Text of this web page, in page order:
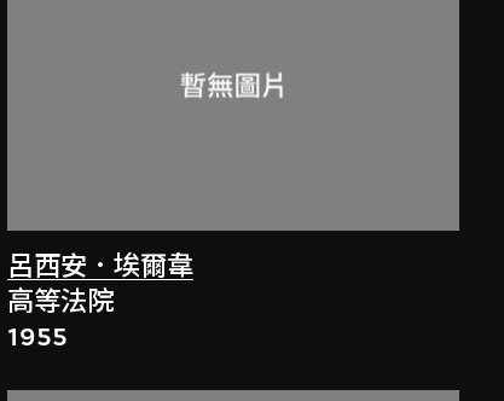
呂西安．埃爾韋
高等法院
1955